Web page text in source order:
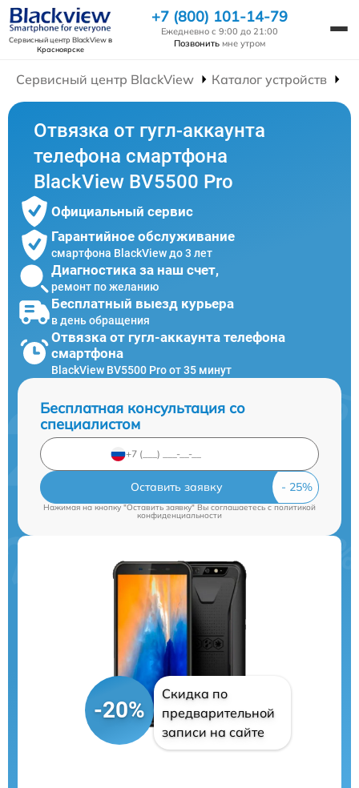
Сервисный центр BlackViewв
Красноярске
+7 (800) 101-14-79
Ежедневно с 9:00 до 21:00
Позвонить мне утром
Сервисный центр BlackView Каталог устройств
Отвязка от гугл-аккаунта
телефона смартфона
BlackView BV5500 Pro
Официальный сервис
Гарантийное обслуживание
смартфона BlackView до 3 лет
Диагностика за наш счет,
ремонт по желанию
Бесплатный выезд курьера
в день обращения
Отвязка от гугл-аккаунта телефона
смартфона
BlackView BV5500 Pro от 35 минут
Бесплатная консультация со
специалистом
Оставить заявку
Нажимая на кнопку "Оставить заявку" Вы соглашаетесь cполитикой
конфиденциальности
-20%
Скидка по
предварительной
записи на сайте